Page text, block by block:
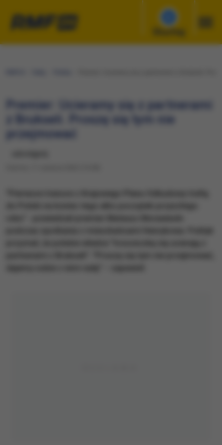
Słuchaj
Premier: Ucieramy się z partnerami
z Brukseli. Proszę się tym nie
przejmować